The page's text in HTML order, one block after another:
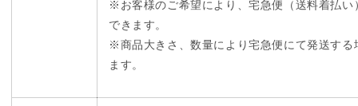
※お客様のご希望により、宅急便（送料着払い
できます。
※商品大きさ、数量により宅急便にて発送する
ます。